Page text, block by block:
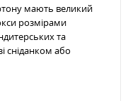
мають великий
розмірами
та
сніданком або